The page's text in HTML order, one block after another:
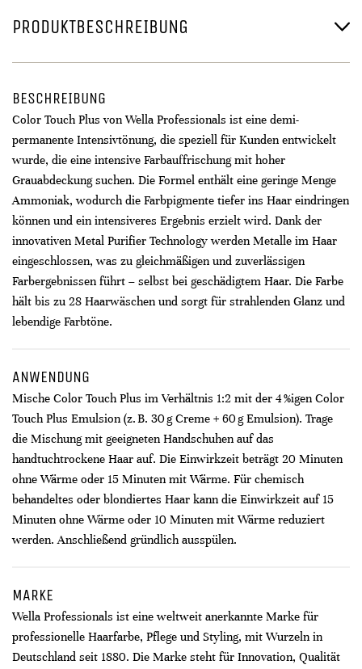
PRODUKTBESCHREIBUNG
BESCHREIBUNG
Color Touch Plus von Wella Professionals ist eine demi-
permanente Intensivtönung, die speziell für Kunden entwickelt
wurde, die eine intensive Farbauffrischung mit hoher
Grauabdeckung suchen. Die Formel enthält eine geringe Menge
Ammoniak, wodurch die Farbpigmente tiefer ins Haar eindringen
können und ein intensiveres Ergebnis erzielt wird. Dank der
innovativen Metal Purifier Technology werden Metalle im Haar
eingeschlossen, was zu gleichmäßigen und zuverlässigen
Farbergebnissen führt – selbst bei geschädigtem Haar. Die Farbe
hält bis zu 28 Haarwäschen und sorgt für strahlenden Glanz und
lebendige Farbtöne.
ANWENDUNG
Mische Color Touch Plus im Verhältnis 1:2 mit der 4 %igen Color
Touch Plus Emulsion (z. B. 30 g Creme + 60 g Emulsion). Trage
die Mischung mit geeigneten Handschuhen auf das
handtuchtrockene Haar auf. Die Einwirkzeit beträgt 20 Minuten
ohne Wärme oder 15 Minuten mit Wärme. Für chemisch
behandeltes oder blondiertes Haar kann die Einwirkzeit auf 15
Minuten ohne Wärme oder 10 Minuten mit Wärme reduziert
werden. Anschließend gründlich ausspülen.
MARKE
Wella Professionals ist eine weltweit anerkannte Marke für
professionelle Haarfarbe, Pflege und Styling, mit Wurzeln in
Deutschland seit 1880. Die Marke steht für Innovation, Qualität